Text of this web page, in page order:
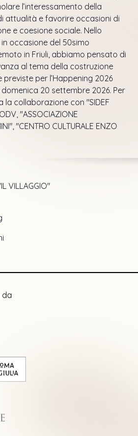
l’interessamento della
attualità e favorire occasioni di
e coesione sociale. Nello
occasione del 50simo
in Friuli, abbiamo pensato di
al tema della costruzione
per l’Happening 2026
20 settembre 2026. Per
la collaborazione con "SIDEF
"ASSOCIAZIONE
"CENTRO CULTURALE ENZO
VILLAGGIO"
da